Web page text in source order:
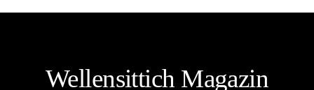
Ernährung
Wellensittich Magazin